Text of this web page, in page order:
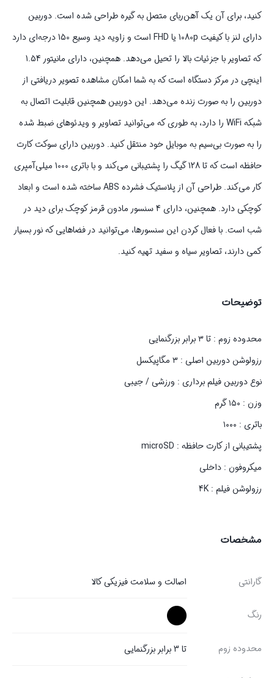
کنید، برای آن یک آهن‌ربای متصل به گیره طراحی شده است. دوربین
دارای لنز با کیفیت 1080p یا FHD است و زاویه دید وسیع 150 درجه‌ای دارد
که تصاویر با جزئیات بالا را تحیل می‌دهد. همچنین، دارای مانیتور 1.54
اینچی در مرکز دستگاه است که به شما امکان مشاهده تصویر دریافتی از
دوربین را به صورت زنده می‌دهد. این دوربین همچنین قابلیت اتصال به
شبکه WiFi را دارد، به طوری که می‌توانید تصاویر و ویدئوهای ضبط شده
را به صورت بی‌سیم به موبایل خود منتقل کنید. دوربین دارای سوکت کارت
حافظه است که تا 128 گیگ را پشتیبانی می‌کند و با باتری 1000 میلی‌آمپری
کار می‌کند. طراحی آن از پلاستیک فشرده ABS ساخته شده است و ابعاد
کوچکی دارد. همچنین، دارای 4 سنسور مادون قرمز کوچک برای دید در
شب است. با فعال کردن این سنسورها، می‌توانید در فضاهایی که نور بسیار
کمی دارند، تصاویر سیاه و سفید تهیه کنید.
توضیحات
محدوده زوم : تا ۳ برابر بزرگنمایی
رزولوشن دوربین اصلی : ۳ مگاپیکسل
نوع دوربین فیلم برداری : ورزشی / جیبی
وزن : ۱۵۰ گرم
باتری : ۱۰۰۰
پشتیبانی از کارت حافظه : microSD
میکروفون : داخلی
رزولوشن فیلم : 4K
مشخصات
گارانتی اصالت و سلامت فیزیکی کالا
رنگ
محدوده زوم تا 3 برابر بزرگنمایی